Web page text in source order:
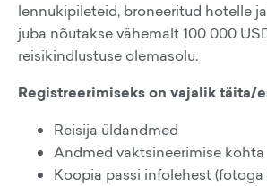
lennukipileteid, broneeritud hotelle
juba nõutakse vähemalt 100 000
reisikindlustuse olemasolu.
Registreerimiseks on vajalik täita/
Reisija üldandmed
Andmed vaktsineerimise kohta
Koopia passi infolehest (fotoga